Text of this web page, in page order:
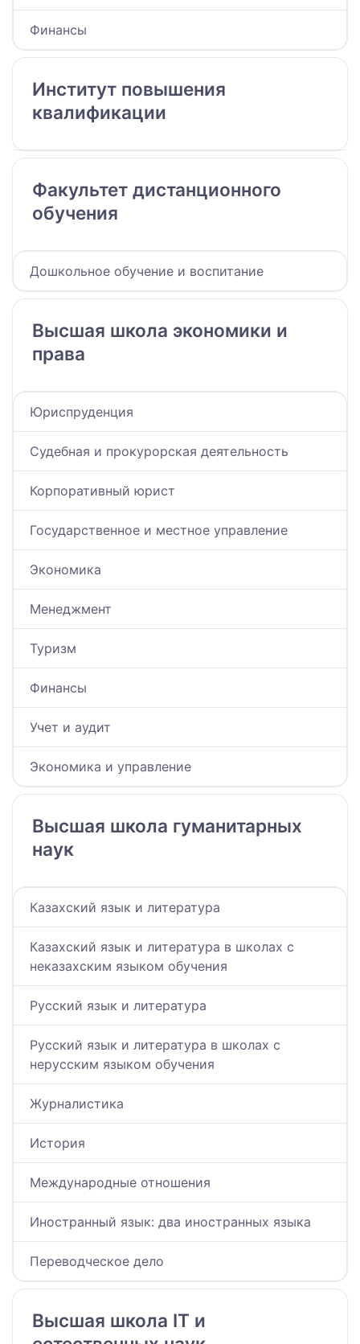
Финансы
Институт повышения
квалификации
Факультет дистанционного
обучения
Дошкольное обучение и воспитание
Высшая школа экономики и
права
Юриспруденция
Судебная и прокурорская деятельность
Корпоративный юрист
Государственное и местное управление
Экономика
Менеджмент
Туризм
Финансы
Учет и аудит
Экономика и управление
Высшая школа гуманитарных
наук
Казахский язык и литература
Казахский язык и литература в школах с
неказахским языком обучения
Русский язык и литература
Русский язык и литература в школах с
нерусским языком обучения
Журналистика
История
Международные отношения
Иностранный язык: два иностранных языка
Переводческое дело
Высшая школа IT и